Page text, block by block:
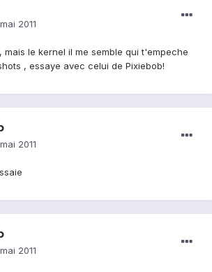
2011
mais le kernel il me semble qui t'empeche
, essaye avec celui de Pixiebob!
2011
2011